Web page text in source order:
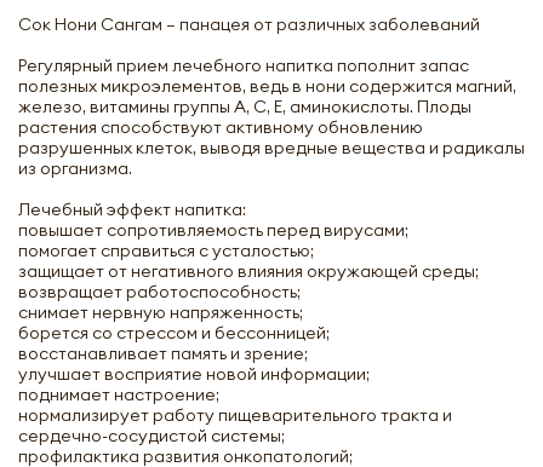
Сок Нони Сангам – панацея от различных заболеваний
Регулярный прием лечебного напитка пополнит запас
полезных микроэлементов, ведь в нони содержится магний,
железо, витамины группы А, С, Е, аминокислоты. Плоды
растения способствуют активному обновлению
разрушенных клеток, выводя вредные вещества и радикалы
из организма.
Лечебный эффект напитка:
повышает сопротивляемость перед вирусами;
помогает справиться с усталостью;
защищает от негативного влияния окружающей среды;
возвращает работоспособность;
снимает нервную напряженность;
борется со стрессом и бессонницей;
восстанавливает память и зрение;
улучшает восприятие новой информации;
поднимает настроение;
нормализирует работу пищеварительного тракта и
сердечно-сосудистой системы;
профилактика развития онкопатологий;